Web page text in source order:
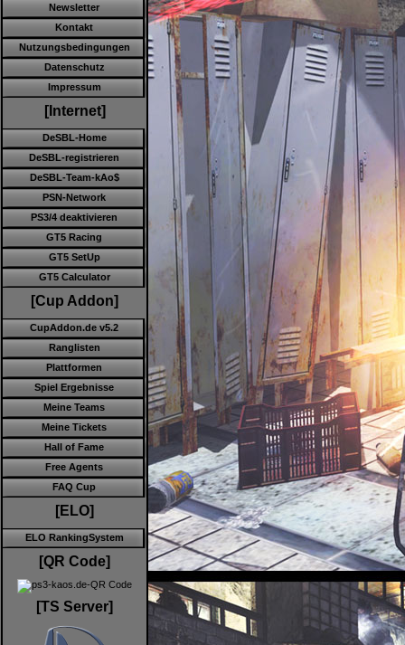
Newsletter
Kontakt
Nutzungsbedingungen
Datenschutz
Impressum
[Internet]
DeSBL-Home
DeSBL-registrieren
DeSBL-Team-kAo$
PSN-Network
PS3/4 deaktivieren
GT5 Racing
GT5 SetUp
GT5 Calculator
[Cup Addon]
CupAddon.de v5.2
Ranglisten
Plattformen
Spiel Ergebnisse
Meine Teams
Meine Tickets
Hall of Fame
Free Agents
FAQ Cup
[ELO]
ELO RankingSystem
[QR Code]
[TS Server]